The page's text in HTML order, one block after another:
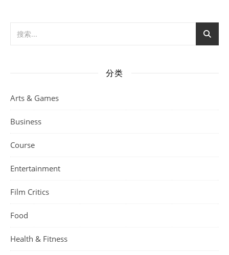
分类
Arts & Games
Business
Course
Entertainment
Film Critics
Food
Health & Fitness